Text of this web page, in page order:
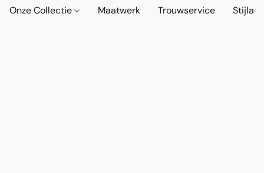
Onze Collectie Maatwerk Trouwservice